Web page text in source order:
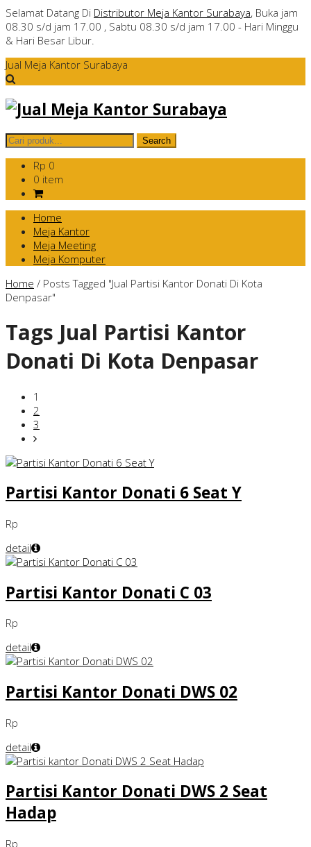
Selamat Datang Di Distributor Meja Kantor Surabaya, Buka jam
08.30 s/d jam 17.00 , Sabtu 08.30 s/d jam 17.00 - Hari Minggu
& Hari Besar Libur.
Jual Meja Kantor Surabaya
Rp 0
0 item
Home
Meja Kantor
Meja Meeting
Meja Komputer
Home / Posts Tagged "Jual Partisi Kantor Donati Di Kota
Denpasar"
Tags Jual Partisi Kantor
Donati Di Kota Denpasar
1
2
3
Partisi Kantor Donati 6 Seat Y
Rp
detail
Partisi Kantor Donati C 03
Rp
detail
Partisi Kantor Donati DWS 02
Rp
detail
Partisi Kantor Donati DWS 2 Seat
Hadap
Rp